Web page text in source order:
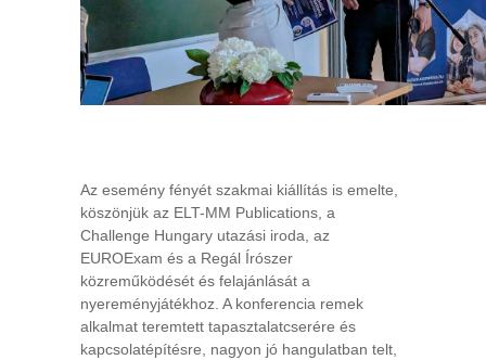
Az esemény fényét szakmai kiállítás is emelte,
köszönjük az ELT-MM Publications, a
Challenge Hungary utazási iroda, az
EUROExam és a Regál Írószer
közreműködését és felajánlását a
nyereményjátékhoz. A konferencia remek
alkalmat teremtett tapasztalatcserére és
kapcsolatépítésre, nagyon jó hangulatban telt,